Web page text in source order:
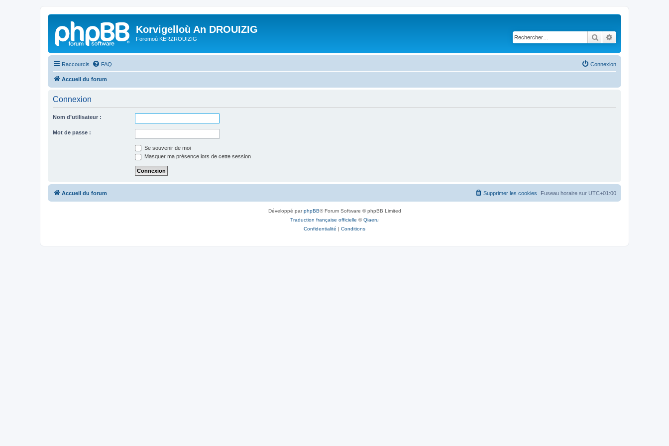
Korvigelloù An DROUIZIG
Foromoù KERZROUIZIG Rechercher
Raccourcis FAQ Connexion
Accueil du forum
Connexion
Nom d’utilisateur :
Mot de passe :
Se souvenir de moi
Masquer ma présence lors de cette session
Accueil du forum Fuseau horaire sur UTC+01:00
Supprimer les cookies
Développé parphpBB® Forum Software © phpBB Limited
Traduction française officielle ©Qiaeru
Confidentialité | Conditions